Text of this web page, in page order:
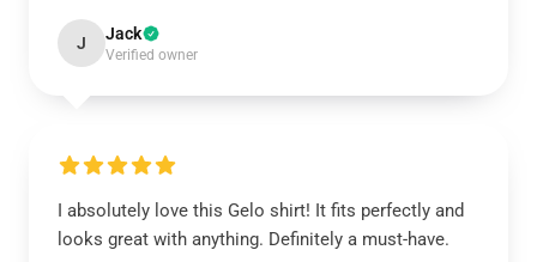
J Jack
Verified owner
I absolutely love this Gelo shirt! It fits perfectly and
looks great with anything. Definitely a must-have.